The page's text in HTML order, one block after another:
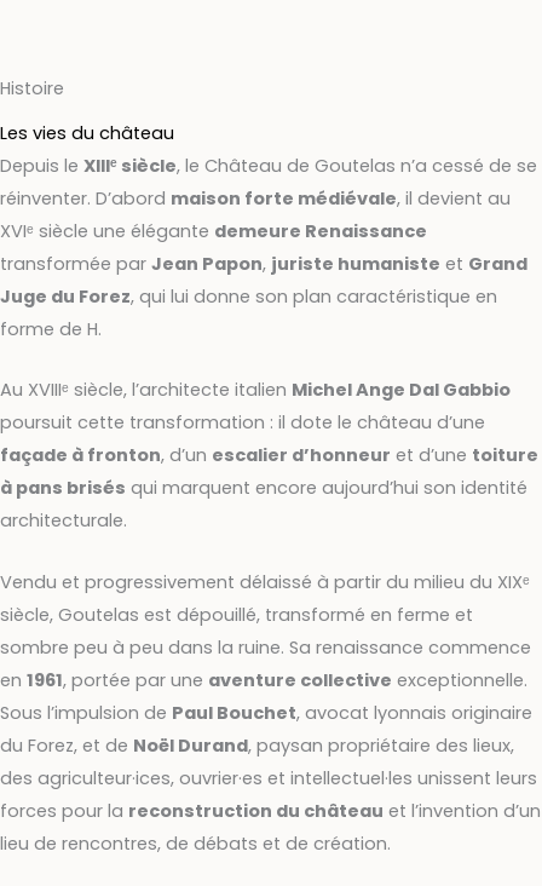
Histoire
Les vies du château
Depuis le XIIIᵉ siècle, le Château de Goutelas n’a cessé de se
réinventer. D’abord maison forte médiévale, il devient au
XVIᵉ siècle une élégante demeure Renaissance
transformée par Jean Papon, juriste humaniste et Grand
Juge du Forez, qui lui donne son plan caractéristique en
forme de H.
Au XVIIIᵉ siècle, l’architecte italien Michel Ange Dal Gabbio
poursuit cette transformation : il dote le château d’une
façade à fronton, d’un escalier d’honneur et d’une toiture
à pans brisés qui marquent encore aujourd’hui son identité
architecturale.
Vendu et progressivement délaissé à partir du milieu du XIXᵉ
siècle, Goutelas est dépouillé, transformé en ferme et
sombre peu à peu dans la ruine. Sa renaissance commence
en 1961, portée par une aventure collective exceptionnelle.
Sous l’impulsion de Paul Bouchet, avocat lyonnais originaire
du Forez, et de Noël Durand, paysan propriétaire des lieux,
des agriculteur·ices, ouvrier·es et intellectuel·les unissent leurs
forces pour la reconstruction du château et l’invention d’un
lieu de rencontres, de débats et de création.